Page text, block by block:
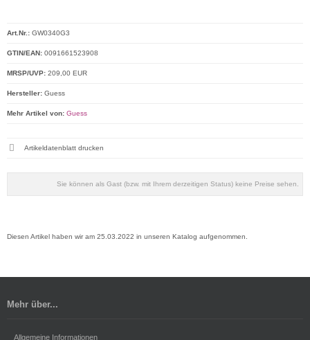
Sie können als Gast (bzw. mit Ihrem derzeitigen Status) keine Preise sehen.
Art.Nr.: GW0340G3
GTIN/EAN: 0091661523908
MRSP/UVP: 209,00 EUR
Hersteller: Guess
Mehr Artikel von: Guess
Artikeldatenblatt drucken
Diesen Artikel haben wir am 25.03.2022 in unseren Katalog aufgenommen.
Mehr über...
Allgemeine Informationen